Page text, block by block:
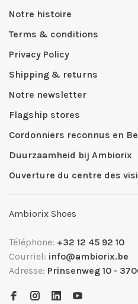
Notre histoire
Terms & conditions
Privacy Policy
Shipping & returns
Notre newsletter
Flagship stores
Cordonniers reconnus en
Duurzaamheid bij Ambiorix
Ouverture du centre des
Ambiorix Shoes
Téléphone: +32 12 45 92 10
Courriel: info@ambiorix.be
Adresse: Prinsenweg 10 -